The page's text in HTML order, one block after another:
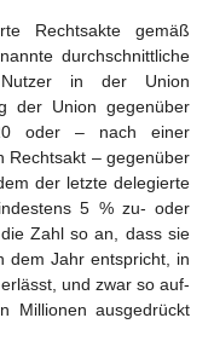
Rechtsakte gemäß
durchschnittliche
in der Union
der Union gegenüber
oder – nach einer
Rechtsakt – gegenüber
der letzte delegierte
5 % zu- oder
Zahl so an, dass sie
dem Jahr entspricht, in
und zwar so auf-
Millionen ausgedrückt